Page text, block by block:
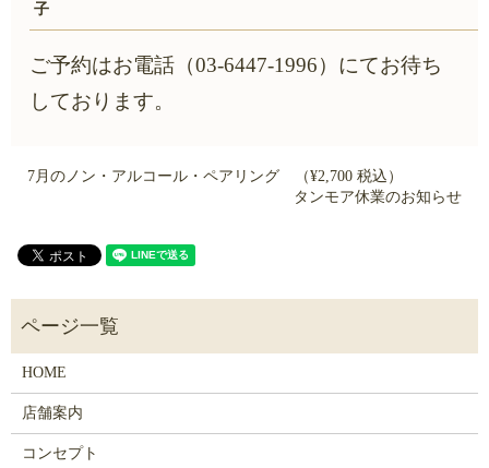
子
ご予約はお電話（03-6447-1996）にてお待ち
しております。
7月のノン・アルコール・ペアリング （¥2,700 税込）
タンモア休業のお知らせ
HOME
店舗案内
コンセプト